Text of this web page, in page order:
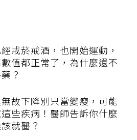
戒菸戒酒，也開始運動，
值都正常了，為什麼還不
？
故下降別只當變瘦，可能
些疾病！醫師告訴你什麼
就醫？